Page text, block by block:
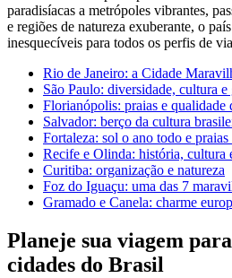
paradisíacas a metrópoles vibrantes,
e regiões de natureza exuberante, o
inesquecíveis para todos os perfis de
Rio de Janeiro: a Cidade
São Paulo: diversidade, cultura e
Florianópolis: praias e qualidade
Salvador: berço da cultura
Fortaleza: sol o ano todo e
Recife e Olinda: história, cultura
Curitiba: organização e natureza
Foz do Iguaçu: uma das 7
Gramado e Canela: charme
Planeje sua viagem
cidades do Brasil